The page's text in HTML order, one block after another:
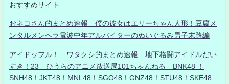
おすすめサイト
おネコさん的まとめ速報 僕の彼女はエリーちゃん人形！豆腐メ
ンタルメンヘラ電波中年アルバイターのぬいぐるみ男子末路編
アイドッフル！ ワタクシ的まとめ速報 地下格闘アイドルだい
すき！23 ひうらのアニメ放送局101ちゃんねる BNK48 ！
SNH48！JKT48！MNL48！SGO48！GNZ48！STU48！SKE48